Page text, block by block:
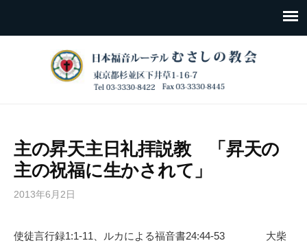
主の昇天主日礼拝説教 「昇天の
主の祝福に生かされて」
2013年6月2日
使徒言行録1:1-11、ルカによる福音書24:44-53 大柴